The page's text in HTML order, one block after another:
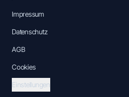
Impressum
Datenschutz
AGB
Cookies
Einstellungen